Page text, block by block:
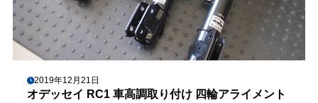
2019年12月21日
オデッセイ RC1 車高調取り付け 四輪アライメント